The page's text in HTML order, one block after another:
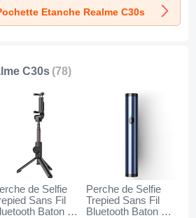
Etanche Realme C30s
C30s (78)
de Selfie
Sans Fil
Baton de
Perche de Selfie
Trepied Sans Fil
Bluetooth Baton de